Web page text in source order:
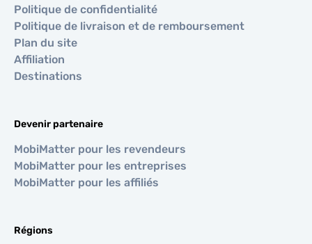
Politique de confidentialité
Politique de livraison et de remboursement
Plan du site
Affiliation
Destinations
Devenir partenaire
MobiMatter pour les revendeurs
MobiMatter pour les entreprises
MobiMatter pour les affiliés
Régions